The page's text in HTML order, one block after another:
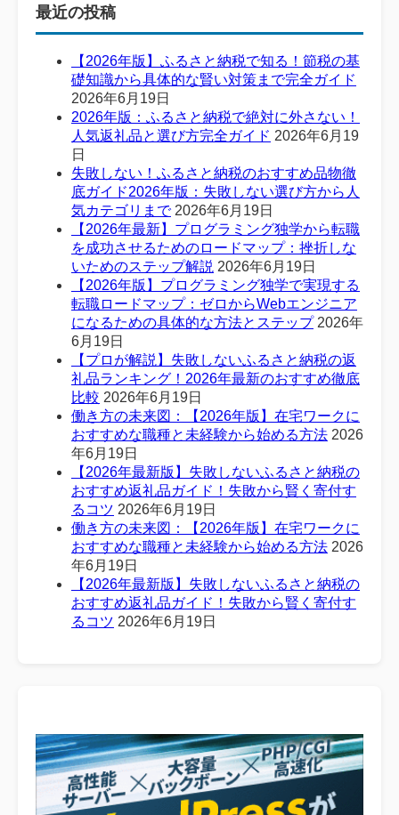
最近の投稿
【2026年版】ふるさと納税で知る！節税の基
礎知識から具体的な賢い対策まで完全ガイド
2026年6月19日
2026年版：ふるさと納税で絶対に外さない！
人気返礼品と選び方完全ガイド 2026年6月19
日
失敗しない！ふるさと納税のおすすめ品物徹
底ガイド2026年版：失敗しない選び方から人
気カテゴリまで 2026年6月19日
【2026年最新】プログラミング独学から転職
を成功させるためのロードマップ：挫折しな
いためのステップ解説 2026年6月19日
【2026年版】プログラミング独学で実現する
転職ロードマップ：ゼロからWebエンジニア
になるための具体的な方法とステップ 2026年
6月19日
【プロが解説】失敗しないふるさと納税の返
礼品ランキング！2026年最新のおすすめ徹底
比較 2026年6月19日
働き方の未来図：【2026年版】在宅ワークに
おすすめな職種と未経験から始める方法 2026
年6月19日
【2026年最新版】失敗しないふるさと納税の
おすすめ返礼品ガイド！失敗から賢く寄付す
るコツ 2026年6月19日
働き方の未来図：【2026年版】在宅ワークに
おすすめな職種と未経験から始める方法 2026
年6月19日
【2026年最新版】失敗しないふるさと納税の
おすすめ返礼品ガイド！失敗から賢く寄付す
るコツ 2026年6月19日